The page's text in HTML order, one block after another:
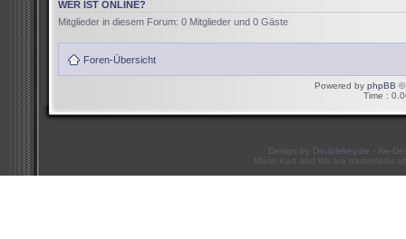
WER IST ONLINE?
Mitglieder in diesem Forum: 0 Mitglieder und 0 Gäste
Foren-Übersicht
Powered by phpBB ©
Time :
Design by Doublekey.de - Re-
Mario Kart and Wii are trademarks